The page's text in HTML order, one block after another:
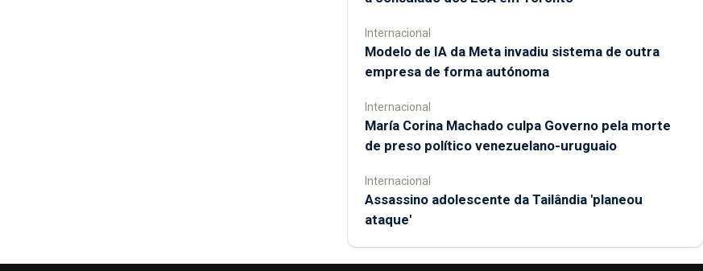
Internacional
Modelo de IA da Meta invadiu sistema de outra
empresa de forma autónoma
Internacional
María Corina Machado culpa Governo pela morte
de preso político venezuelano-uruguaio
Internacional
Assassino adolescente da Tailândia 'planeou
ataque'